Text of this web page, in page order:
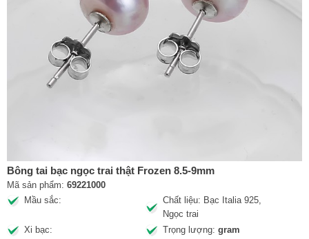
Bông tai bạc ngọc trai thật Frozen 8.5-9mm
Mã sản phẩm: 69221000
Mầu sắc:
Chất liệu: Bạc Italia 925,
Ngọc trai
Xi bạc:
Trọng lượng:gram